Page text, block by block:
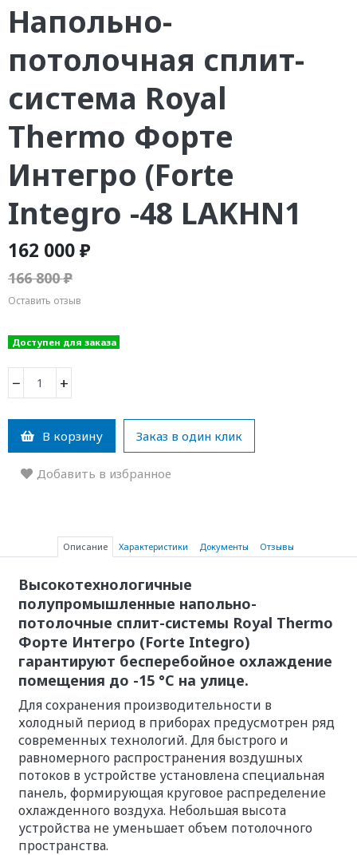
Напольно-
потолочная сплит-
система Royal
Thermo Форте
Интегро (Forte
Integro -48 LAKHN1
162 000 ₽
166 800 ₽
Оставить отзыв
Доступен для заказа
− +
В корзину Заказ в один клик
Добавить в избранное
Описание Характеристики Документы Отзывы
Высокотехнологичные
полупромышленные напольно-
потолочные сплит-системы Royal Thermo
Форте Интегро (Forte Integro)
гарантируют бесперебойное охлаждение
помещения до -15 °C на улице.
Для сохранения производительности в
холодный период в приборах предусмотрен ряд
современных технологий. Для быстрого и
равномерного распространения воздушных
потоков в устройстве установлена специальная
панель, формирующая круговое распределение
охлажденного воздуха. Небольшая высота
устройства не уменьшает объем потолочного
пространства.